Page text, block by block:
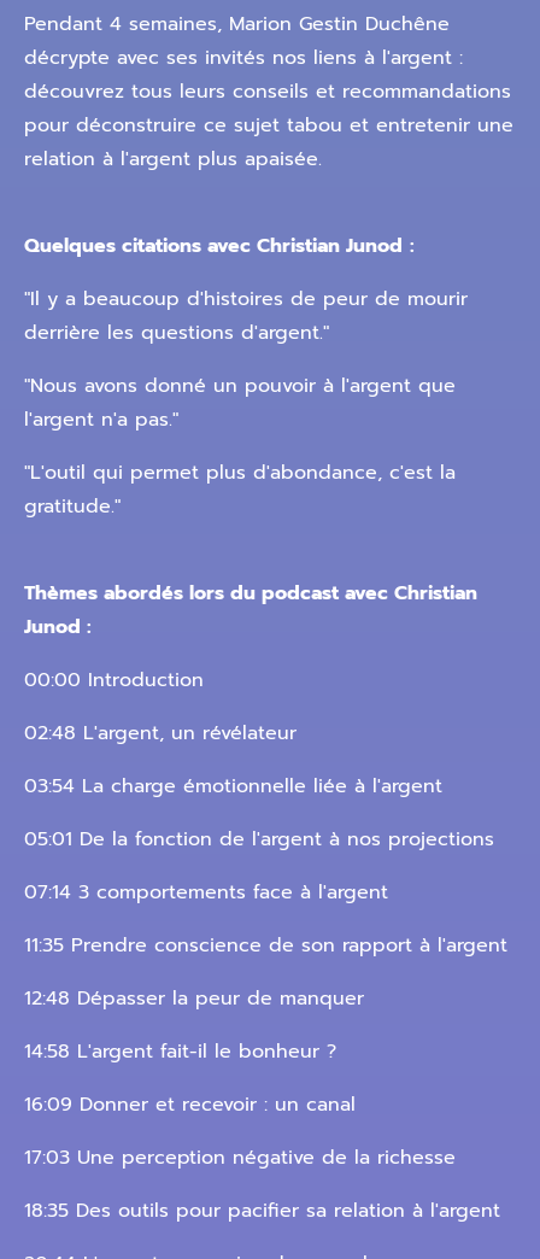
Pendant 4 semaines, Marion Gestin Duchêne
décrypte avec ses invités nos liens à l'argent :
découvrez tous leurs conseils et recommandations
pour déconstruire ce sujet tabou et entretenir une
relation à l'argent plus apaisée.
Quelques citations avec Christian Junod :
"Il y a beaucoup d'histoires de peur de mourir
derrière les questions d'argent."
"Nous avons donné un pouvoir à l'argent que
l'argent n'a pas."
"L'outil qui permet plus d'abondance, c'est la
gratitude."
Thèmes abordés lors du podcast avec Christian
Junod :
00:00 Introduction
02:48 L'argent, un révélateur
03:54 La charge émotionnelle liée à l'argent
05:01 De la fonction de l'argent à nos projections
07:14 3 comportements face à l'argent
11:35 Prendre conscience de son rapport à l'argent
12:48 Dépasser la peur de manquer
14:58 L'argent fait-il le bonheur ?
16:09 Donner et recevoir : un canal
17:03 Une perception négative de la richesse
18:35 Des outils pour pacifier sa relation à l'argent